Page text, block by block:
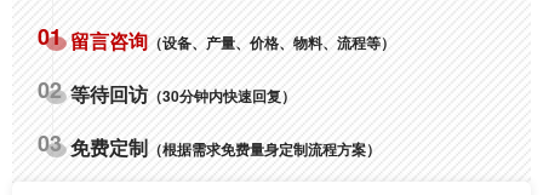
01 留言咨询（设备、产量、价格、物料、流程等）
02 等待回访（30分钟内快速回复）
03 免费定制（根据需求免费量身定制流程方案）